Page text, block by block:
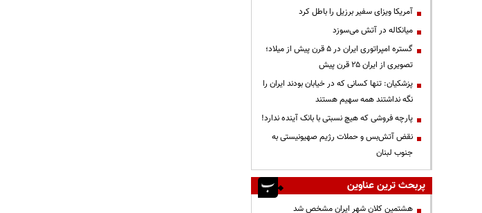
آمریکا ویزای سفیر برزیل را باطل کرد
میانکاله در آتش می‌سوزد
گستره امپراتوری ایران در ۵ قرن پیش از میلاد؛
تصویری از ایران ۲۵ قرن پیش
پزشکیان: تنها کسانی که در خیابان بودند ایران را
نگه نداشتند همه سهیم هستند
پارچه فروشی که هیچ نسبتی با بانک آینده ندارد!
نقض آتش‌بس و حملات رژیم صهیونیستی به
جنوب لبنان
پربحث ترین عناوین
هشتمین کلان شهر ایران مشخص شد